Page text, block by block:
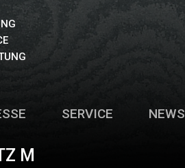
SERVICE NEWS
M